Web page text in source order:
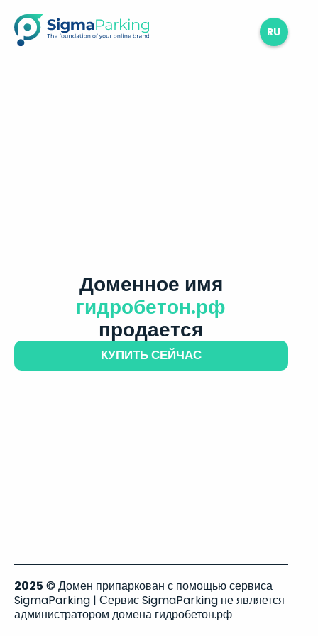
RU
Доменное имя
гидробетон.рф
продается
КУПИТЬ СЕЙЧАС
2025 © Домен припаркован с помощью сервиса
SigmaParking | Сервис SigmaParking не является
администратором домена гидробетон.рф